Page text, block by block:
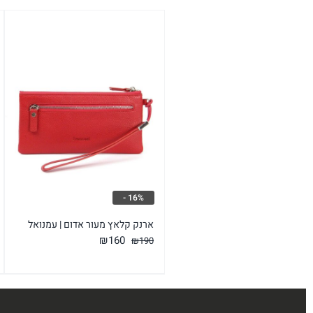
ארנק קלאץ מעור אדום | עמנואל
₪190
המחיר
₪160 המחיר
16% -